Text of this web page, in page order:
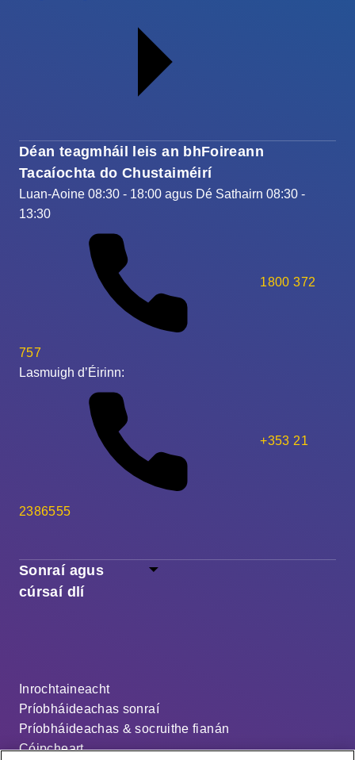
Sonraí agus
cúrsaí dlí
Inrochtaineacht
Príobháideachas sonraí
Príobháideachas & socruithe fianán
Cóipcheart
Déan teagmháil leis an bhFoireann
Tacaíochta do Chustaiméirí
Luan-Aoine 08:30 - 18:00 agus Dé Sathairn 08:30 -
13:30
1800 372
757
Lasmuigh d’Éirinn:
+353 21
2386555